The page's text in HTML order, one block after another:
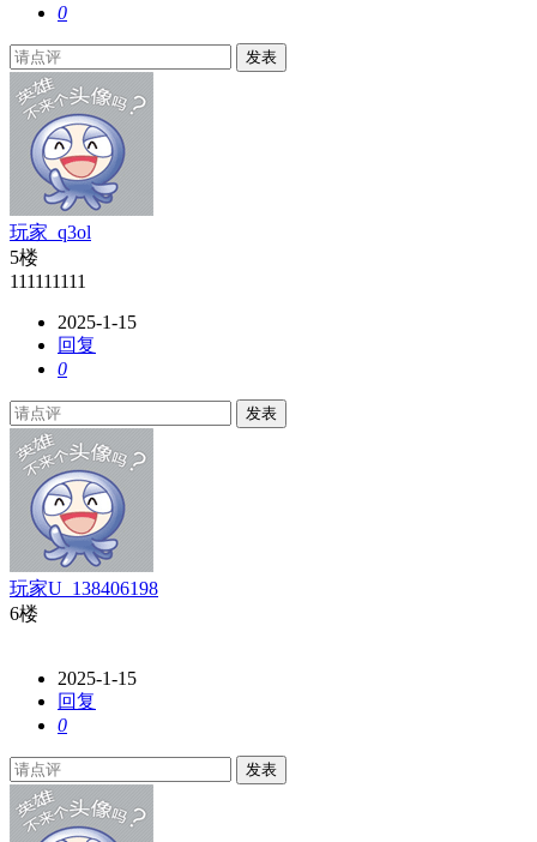
0
发表
玩家_q3ol
5楼
111111111
2025-1-15
回复
0
发表
玩家U_138406198
6楼
2025-1-15
回复
0
发表